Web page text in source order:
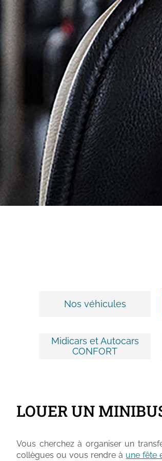
Nos véhicules
Midicars et Autocars
CONFORT
LOUER UN
Vous cherchez à organiser un
collègues ou vous rendre à une fête